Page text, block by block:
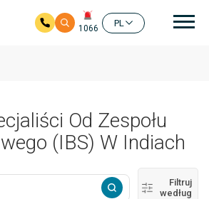
1066
PL
Od Zespołu
(IBS) W Indiach
Filtruj
według